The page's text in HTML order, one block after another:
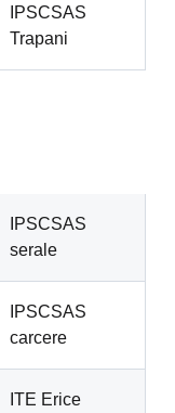
IPSCSAS
Trapani
IPSCSAS
serale
IPSCSAS
carcere
ITE Erice